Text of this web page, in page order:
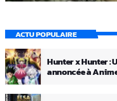
ACTU POPULAIRE
Hunter x Hunter :
annoncée à